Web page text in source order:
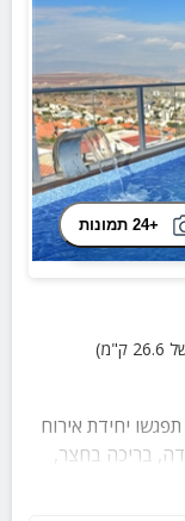
+24 תמונות
יחידת אירוח
בריכה בחצר,